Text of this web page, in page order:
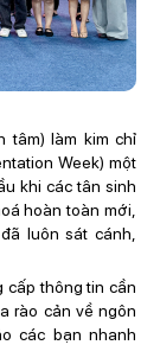
tâm) làm kim chỉ
Week) một
khi các tân sinh
hoàn toàn mới,
luôn sát cánh,
cấp thông tin cần
rào cản về ngôn
các bạn nhanh